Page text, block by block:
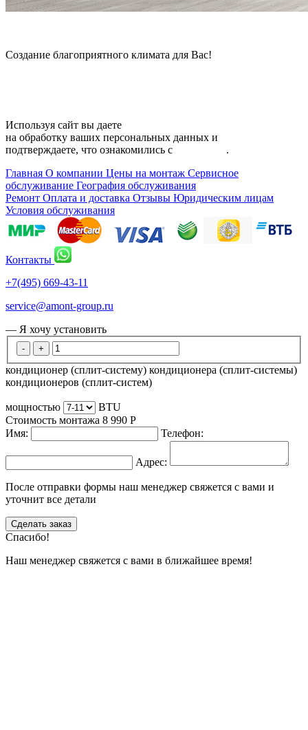
Создание благоприятного климата для Вас!
Используя сайт вы даете
на обработку ваших персональных данных и
подтверждаете, что ознакомились с
.
Главная О компании Цены на монтаж Сервисное
обслуживание География обслуживания
Ремонт Оплата и доставка Отзывы Юридическим лицам
Условия обслуживания
Контакты
+7(495) 669-43-11
service@amont-group.ru
— Я хочу установить
- +
кондиционер (сплит-систему) кондиционера (сплит-системы)
кондиционеров (сплит-систем)
мощностью
BTU
Стоимость монтажа 8 990 Р
Имя:
Телефон:
Адрес:
После отправки формы наш менеджер свяжется с вами и
уточнит все детали
Сделать заказ
Спасибо!
Наш менеджер свяжется с вами в ближайшее время!